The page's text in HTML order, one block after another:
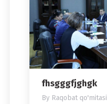
fhsgggfjghgk
By Raqobat qo'mitasi